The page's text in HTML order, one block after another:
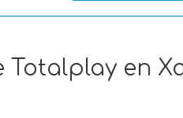
Totalplay en